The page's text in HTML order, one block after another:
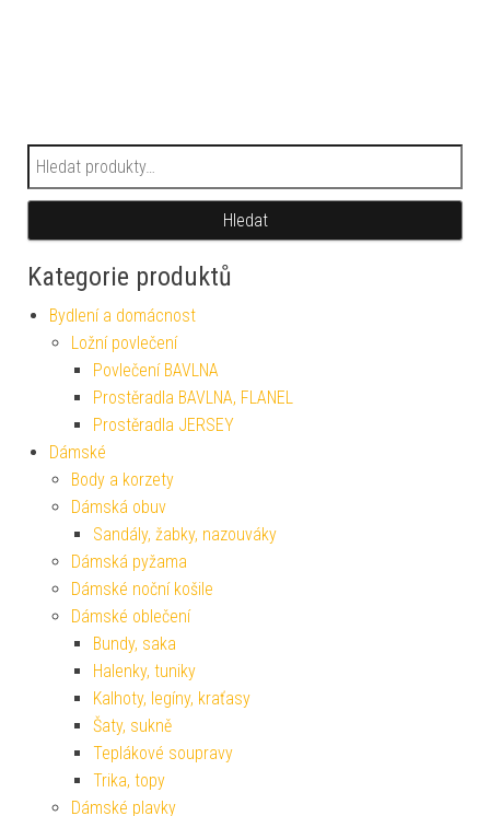
Hledat:
Hledat
Kategorie produktů
Bydlení a domácnost
Ložní povlečení
Povlečení BAVLNA
Prostěradla BAVLNA, FLANEL
Prostěradla JERSEY
Dámské
Body a korzety
Dámská obuv
Sandály, žabky, nazouváky
Dámská pyžama
Dámské noční košile
Dámské oblečení
Bundy, saka
Halenky, tuniky
Kalhoty, legíny, kraťasy
Šaty, sukně
Teplákové soupravy
Trika, topy
Dámské plavky